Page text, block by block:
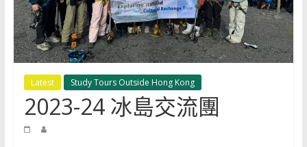
Latest Study Tours Outside Hong Kong
2023-24 冰島交流團